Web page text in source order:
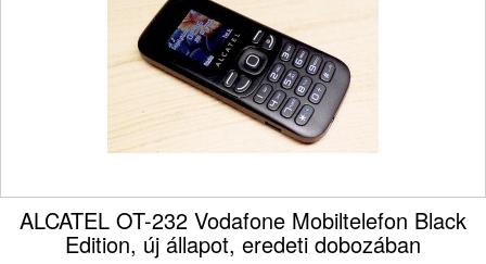
ALCATEL OT-232 Vodafone Mobiltelefon Black
Edition, új állapot, eredeti dobozában